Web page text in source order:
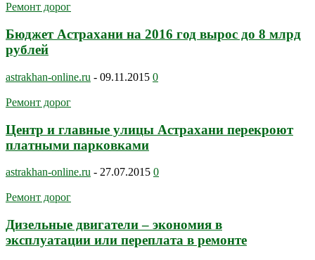
Ремонт дорог
Бюджет Астрахани на 2016 год вырос до 8 млрд
рублей
astrakhan-online.ru - 09.11.2015 0
Ремонт дорог
Центр и главные улицы Астрахани перекроют
платными парковками
astrakhan-online.ru - 27.07.2015 0
Ремонт дорог
Дизельные двигатели – экономия в
эксплуатации или переплата в ремонте